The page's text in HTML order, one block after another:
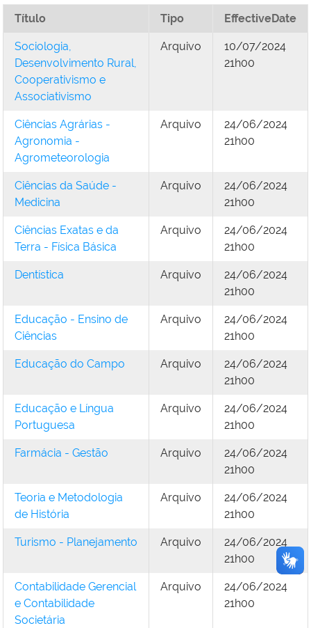
Título Tipo EffectiveDate
Sociologia,
Desenvolvimento Rural,
Cooperativismo e
Associativismo
Arquivo
10/07/2024
21h00
Ciências Agrárias -
Agronomia -
Agrometeorologia
Arquivo
24/06/2024
21h00
Ciências da Saúde -
Medicina
Arquivo
24/06/2024
21h00
Ciências Exatas e da
Terra - Física Básica
Arquivo
24/06/2024
21h00
Dentística Arquivo
24/06/2024
21h00
Educação - Ensino de
Ciências
Arquivo
24/06/2024
21h00
Educação do Campo Arquivo
24/06/2024
21h00
Educação e Língua
Portuguesa
Arquivo
24/06/2024
21h00
Farmácia - Gestão Arquivo
24/06/2024
21h00
Teoria e Metodologia
de História
Arquivo
24/06/2024
21h00
Turismo - Planejamento Arquivo
24/06/2024
21h00
Contabilidade Gerencial
e Contabilidade
Societária
Arquivo
24/06/2024
21h00